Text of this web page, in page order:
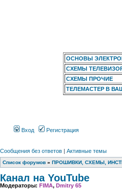
ОСНОВЫ
СХЕМЫ
СХЕМЫ ПРОЧИЕ
ТЕЛЕМАСТЕР В
Вход Регистрация
Сообщения без ответов | Активные темы
Список форумов » ПРОШИВКИ, СХЕМЫ,
Канал на YouTube
Модераторы: FIMA, Dmitry 65